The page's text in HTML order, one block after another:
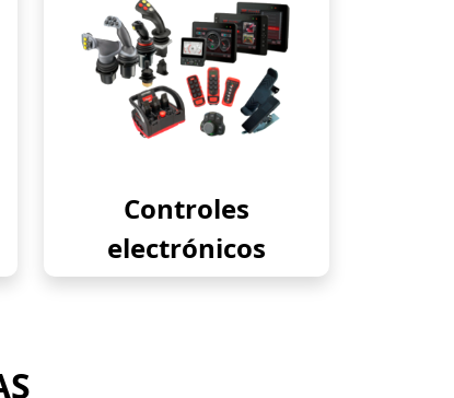
Controles
electrónicos